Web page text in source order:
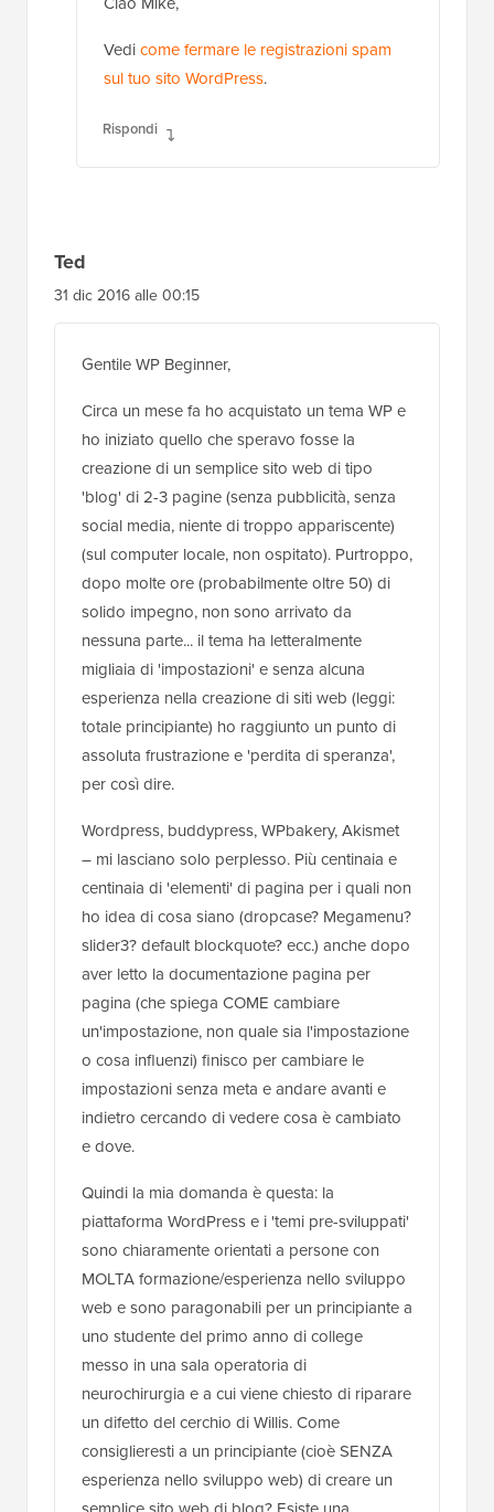
Vedicome fermare le registrazioni spam
sul tuo sito WordPress.
Rispondi
Ted
31 dic 2016 alle 00:15
Gentile WP Beginner,
Circa un mese fa ho acquistato un tema WP e
ho iniziato quello che speravo fosse la
creazione di un semplice sito web di tipo
'blog' di 2-3 pagine (senza pubblicità, senza
social media, niente di troppo appariscente)
(sul computer locale, non ospitato). Purtroppo,
dopo molte ore (probabilmente oltre 50) di
solido impegno, non sono arrivato da
nessuna parte... il tema ha letteralmente
migliaia di 'impostazioni' e senza alcuna
esperienza nella creazione di siti web (leggi:
totale principiante) ho raggiunto un punto di
assoluta frustrazione e 'perdita di speranza',
per così dire.
Wordpress, buddypress, WPbakery, Akismet
– mi lasciano solo perplesso. Più centinaia e
centinaia di 'elementi' di pagina per i quali non
ho idea di cosa siano (dropcase? Megamenu?
slider3? default blockquote? ecc.) anche dopo
aver letto la documentazione pagina per
pagina (che spiega COME cambiare
un'impostazione, non quale sia l'impostazione
o cosa influenzi) finisco per cambiare le
impostazioni senza meta e andare avanti e
indietro cercando di vedere cosa è cambiato
e dove.
Quindi la mia domanda è questa: la
piattaforma WordPress e i 'temi pre-sviluppati'
sono chiaramente orientati a persone con
MOLTA formazione/esperienza nello sviluppo
web e sono paragonabili per un principiante a
uno studente del primo anno di college
messo in una sala operatoria di
neurochirurgia e a cui viene chiesto di riparare
un difetto del cerchio di Willis. Come
consiglieresti a un principiante (cioè SENZA
esperienza nello sviluppo web) di creare un